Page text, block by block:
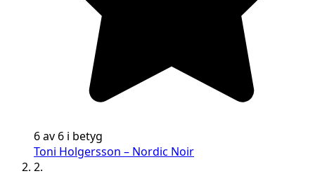
6 av 6 i betyg
Toni Holgersson – Nordic Noir
2.